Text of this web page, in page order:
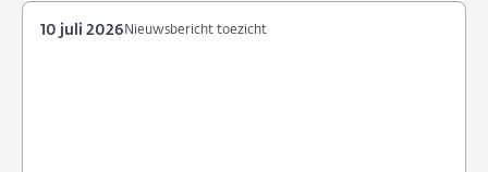
Nieuwsbericht toezicht
10 juli 2026